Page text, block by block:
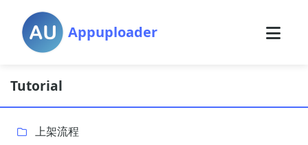
Appuploader
Tutorial
上架流程